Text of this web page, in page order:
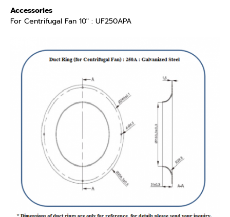
Accessories
For Centrifugal Fan 10″ : UF250APA